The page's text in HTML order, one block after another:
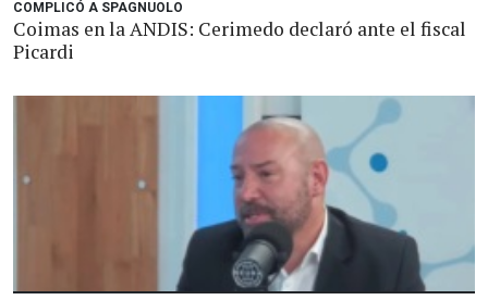
COMPLICÓ A SPAGNUOLO
Coimas en la ANDIS: Cerimedo declaró ante el fiscal
Picardi